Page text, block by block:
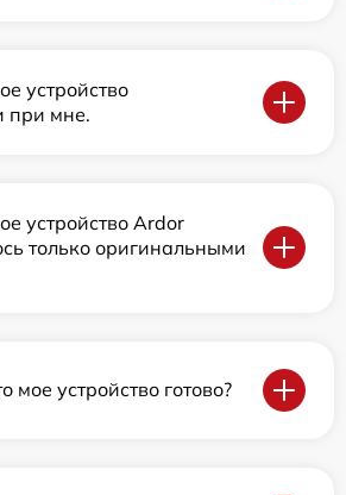
устройство
при мне.
устройство Ardor
только оригинальными
мое устройство готово?